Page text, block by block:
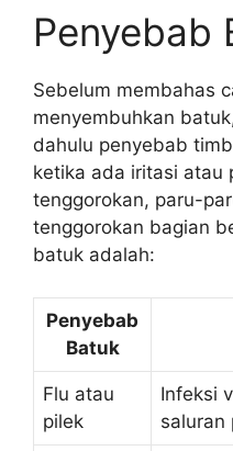
Penyebab
Sebelum membahas
menyembuhkan
dahulu penyebab
ketika ada iritasi atau
tenggorokan, paru-
tenggorokan bagian
batuk adalah:
Penyebab
Batuk
Flu atau
pilek
Infeksi
saluran